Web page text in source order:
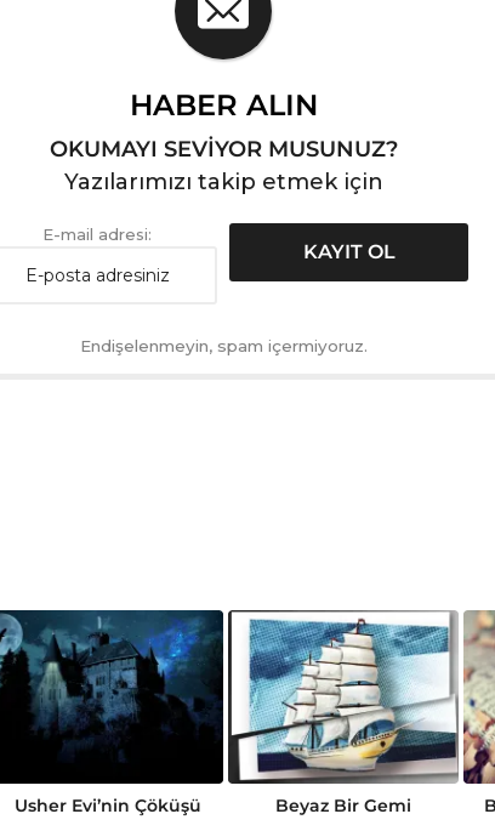
HABER ALIN
OKUMAYI SEVİYOR MUSUNUZ?
Yazılarımızı takip etmek için
E-mail adresi:
Endişelenmeyin, spam içermiyoruz.
Usher Evi’nin Çöküşü Beyaz Bir Gemi